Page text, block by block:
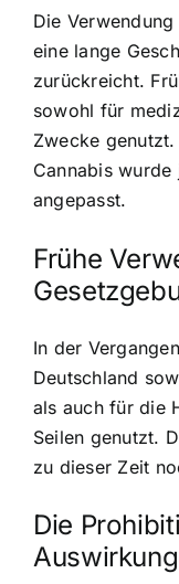
Die
eine lange
zurückreicht.
sowohl für
Zwecke
Cannabis
angepasst.
Frühe
In der
Deutschland
als auch für die
Seilen genutzt.
zu dieser Zeit
Die